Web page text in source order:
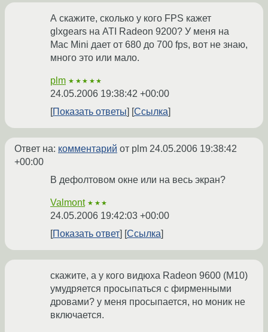
А скажите, сколько у кого FPS кажет
glxgears на ATI Radeon 9200? У меня на
Mac Mini дает от 680 до 700 fps, вот не знаю,
много это или мало.
plm ★★★★★
24.05.2006 19:38:42 +00:00
Показать ответы
Ссылка
Ответ на: комментарий от plm 24.05.2006 19:38:42
+00:00
В дефолтовом окне или на весь экран?
Valmont ★★★
24.05.2006 19:42:03 +00:00
Показать ответ
Ссылка
скажите, а у кого видюха Radeon 9600 (M10)
умудряется просыпаться с фирменными
дровами? у меня просыпается, но моник не
включается.